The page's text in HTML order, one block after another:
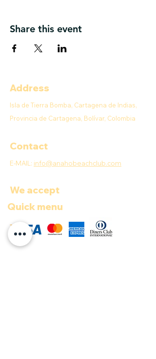
Share this event
Address
Isla de Tierra Bomba, Cartagena de Indias,
Provincia de Cartagena, Bolívar, Colombia
Contact
E-MAIL: info@anahobeachclub.com
We accept
Quick menu